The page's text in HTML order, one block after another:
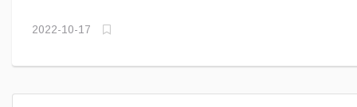
2022-10-17